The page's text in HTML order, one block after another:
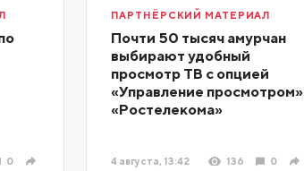
0
ПАРТНЁРСКИЙ МАТЕРИАЛ
Почти 50 тысяч амурчан
выбирают удобный
просмотр ТВ с опцией
«Управление просмотром»
«Ростелекома»
4 августа, 13:42 136 0